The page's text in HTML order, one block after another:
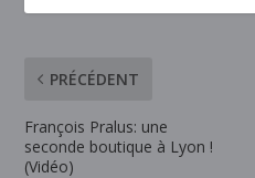
PRÉCÉDENT
François Pralus: une
seconde boutique à Lyon !
(Vidéo)